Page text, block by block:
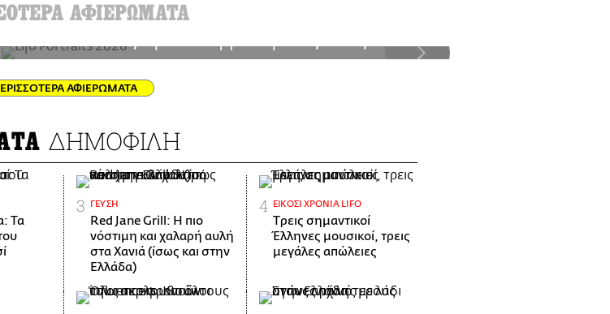
ΑΦΙΕΡΩΜΑΤΑ
τις φωτογραφίες της
έκθεσης
συμπερίληψη
ΑΦΙΕΡΩΜΑΤΑ
ΔΗΜΟΦΙΛΗ
Τα
ΓΕΎΣΗ
Red Jane Grill: Η πιο
νόστιμη και χαλαρή αυλή
στα Χανιά (ίσως και στην
Ελλάδα)
ΕΊΚΟΣΙ ΧΡΌΝΙΑ LIFO
Tρεις σημαντικοί
Έλληνες μουσικοί, τρεις
μεγάλες απώλειες